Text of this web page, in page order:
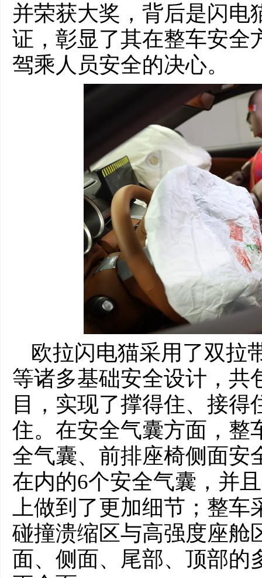
并荣获大奖，背后是闪电
证，彰显了其在整车安全
驾乘人员安全的决心。
欧拉闪电猫采用了双拉
等诸多基础安全设计，共
目，实现了撑得住、接
住。在安全气囊方面，整
全气囊、前排座椅侧面安
在内的6个安全气囊，并
上做到了更加细节；整
碰撞溃缩区与高强度座舱
面、侧面、尾部、顶部的